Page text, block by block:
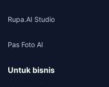
Rupa.AI Studio
Pas Foto AI
Untuk bisnis